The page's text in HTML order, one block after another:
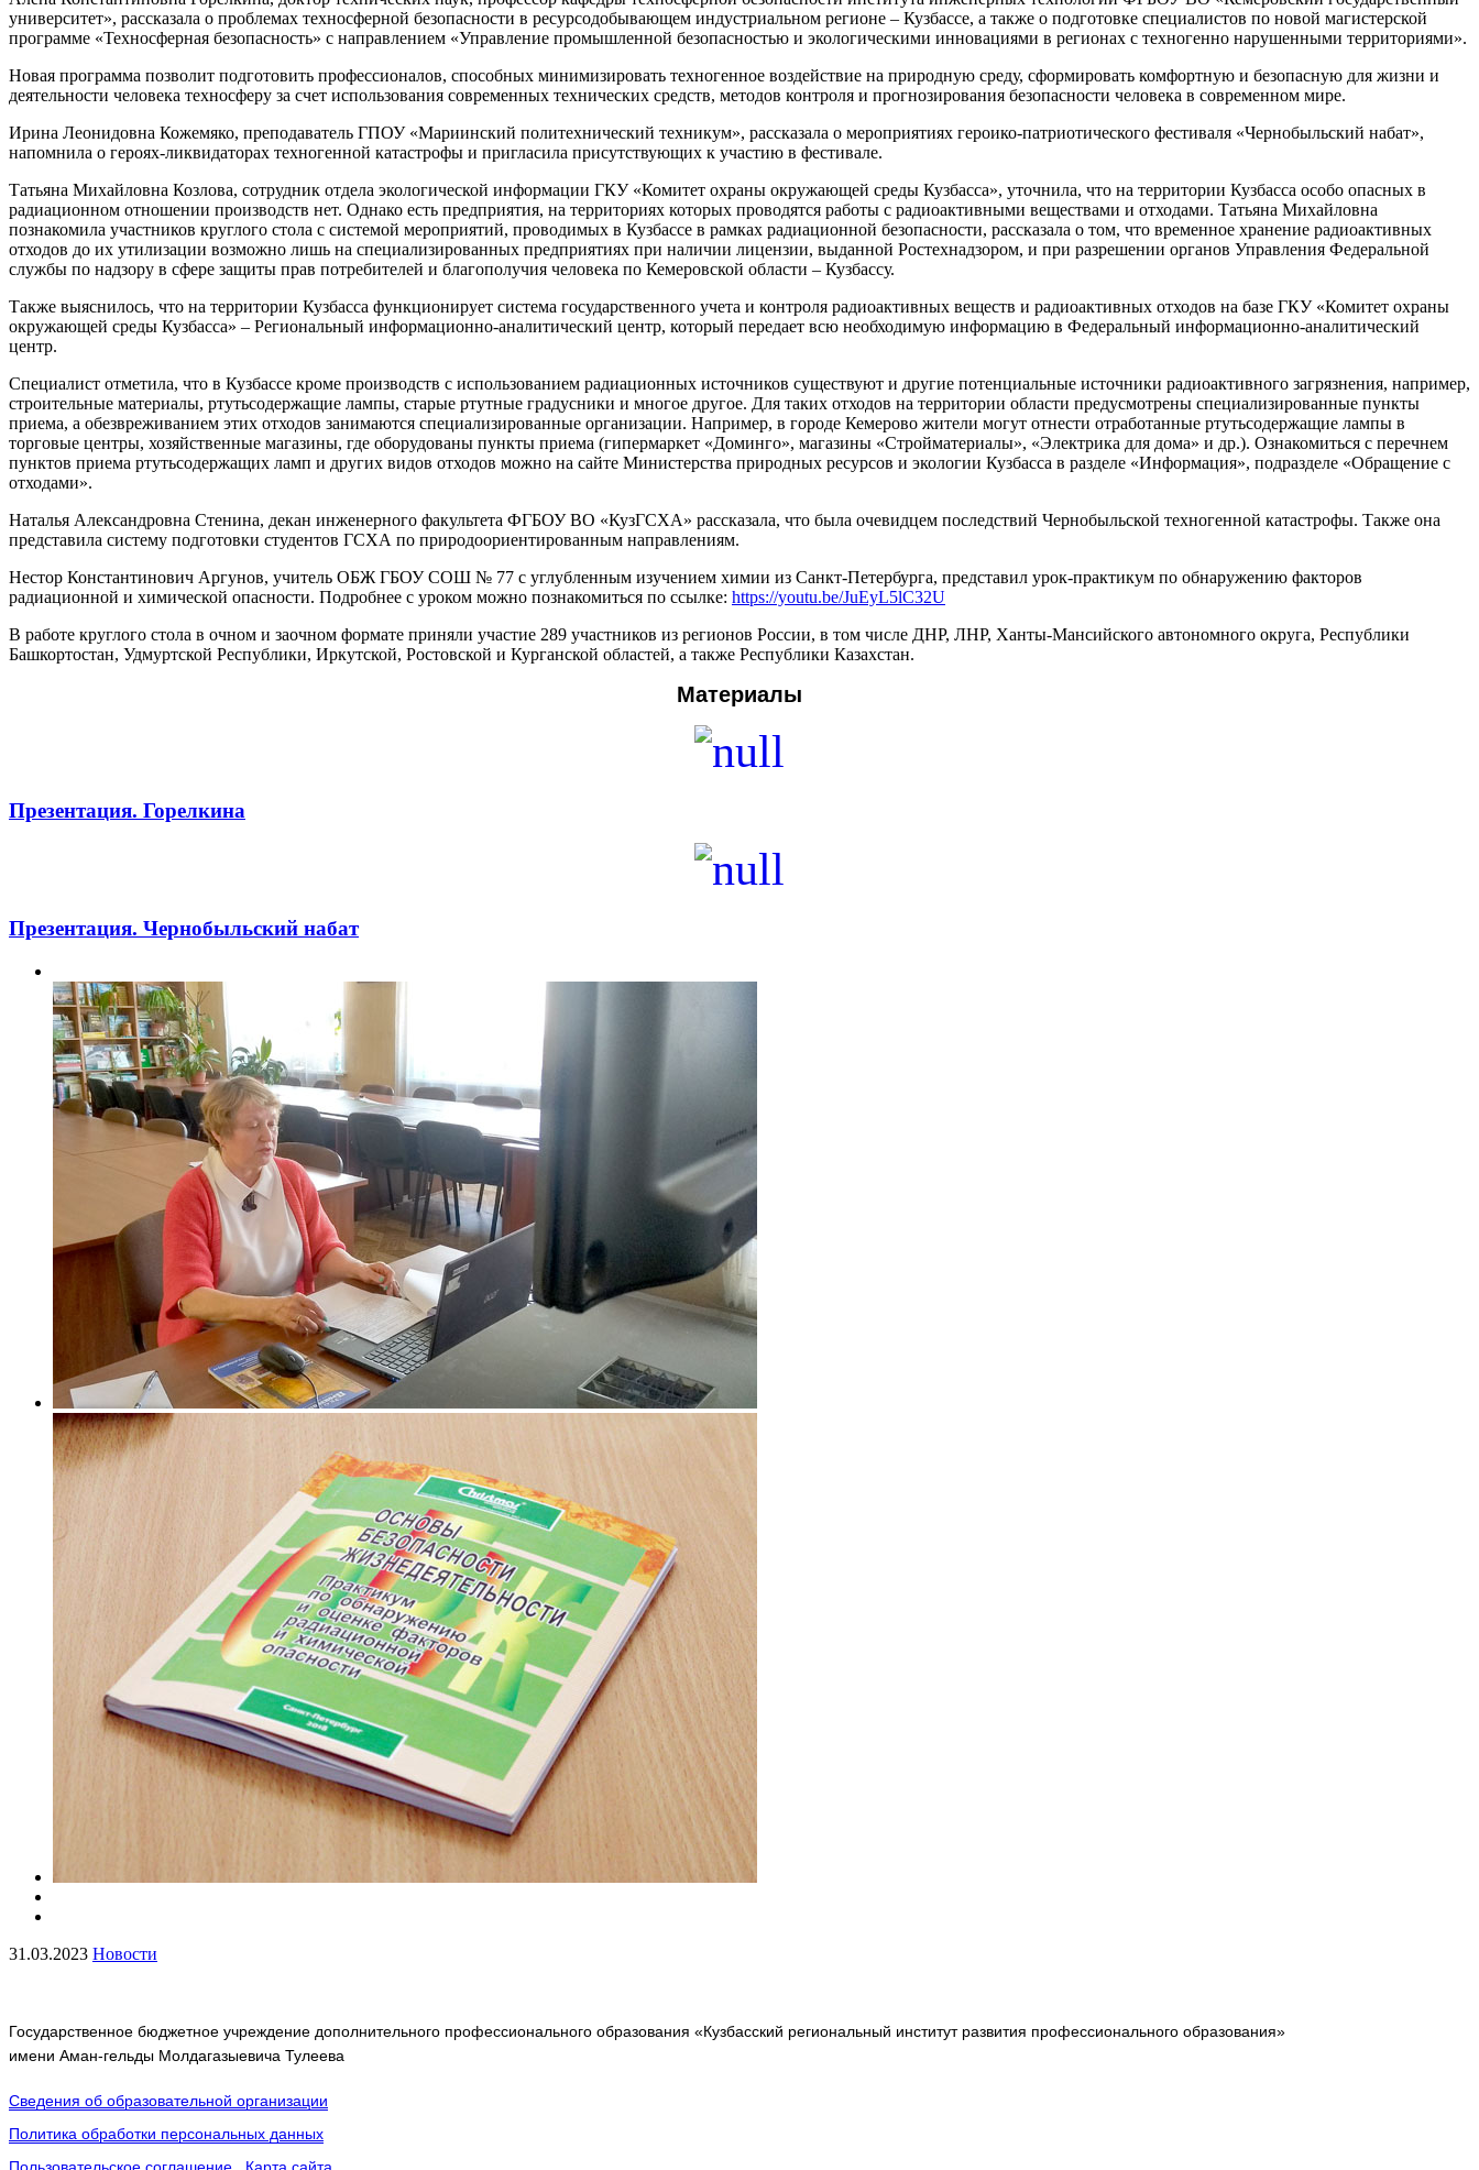
университет», рассказала о проблемах техносферной безопасности в ресурсодобывающем индустриальном регионе – Кузбассе, а также о подготовке специалистов по новой магистерской
программе «Техносферная безопасность» с направлением «Управление промышленной безопасностью и экологическими инновациями в регионах с техногенно нарушенными территориями».
Новая программа позволит подготовить профессионалов, способных минимизировать техногенное воздействие на природную среду, сформировать комфортную и безопасную для жизни и
деятельности человека техносферу за счет использования современных технических средств, методов контроля и прогнозирования безопасности человека в современном мире.
Ирина Леонидовна Кожемяко, преподаватель ГПОУ «Мариинский политехнический техникум», рассказала о мероприятиях героико-патриотического фестиваля «Чернобыльский набат»,
напомнила о героях-ликвидаторах техногенной катастрофы и пригласила присутствующих к участию в фестивале.
Татьяна Михайловна Козлова, сотрудник отдела экологической информации ГКУ «Комитет охраны окружающей среды Кузбасса», уточнила, что на территории Кузбасса особо опасных в
радиационном отношении производств нет. Однако есть предприятия, на территориях которых проводятся работы с радиоактивными веществами и отходами. Татьяна Михайловна
познакомила участников круглого стола с системой мероприятий, проводимых в Кузбассе в рамках радиационной безопасности, рассказала о том, что временное хранение радиоактивных
отходов до их утилизации возможно лишь на специализированных предприятиях при наличии лицензии, выданной Ростехнадзором, и при разрешении органов Управления Федеральной
службы по надзору в сфере защиты прав потребителей и благополучия человека по Кемеровской области – Кузбассу.
Также выяснилось, что на территории Кузбасса функционирует система государственного учета и контроля радиоактивных веществ и радиоактивных отходов на базе ГКУ «Комитет охраны
окружающей среды Кузбасса» – Региональный информационно-аналитический центр, который передает всю необходимую информацию в Федеральный информационно-аналитический
центр.
Специалист отметила, что в Кузбассе кроме производств с использованием радиационных источников существуют и другие потенциальные источники радиоактивного загрязнения, например,
строительные материалы, ртутьсодержащие лампы, старые ртутные градусники и многое другое. Для таких отходов на территории области предусмотрены специализированные пункты
приема, а обезвреживанием этих отходов занимаются специализированные организации. Например, в городе Кемерово жители могут отнести отработанные ртутьсодержащие лампы в
торговые центры, хозяйственные магазины, где оборудованы пункты приема (гипермаркет «Доминго», магазины «Стройматериалы», «Электрика для дома» и др.). Ознакомиться с перечнем
пунктов приема ртутьсодержащих ламп и других видов отходов можно на сайте Министерства природных ресурсов и экологии Кузбасса в разделе «Информация», подразделе «Обращение с
отходами».
Наталья Александровна Стенина, декан инженерного факультета ФГБОУ ВО «КузГСХА» рассказала, что была очевидцем последствий Чернобыльской техногенной катастрофы. Также она
представила систему подготовки студентов ГСХА по природоориентированным направлениям.
Нестор Константинович Аргунов, учитель ОБЖ ГБОУ СОШ № 77 с углубленным изучением химии из Санкт-Петербурга, представил урок-практикум по обнаружению факторов
радиационной и химической опасности. Подробнее с уроком можно познакомиться по ссылке: https://youtu.be/JuEyL5lC32U
В работе круглого стола в очном и заочном формате приняли участие 289 участников из регионов России, в том числе ДНР, ЛНР, Ханты-Мансийского автономного округа, Республики
Башкортостан, Удмуртской Республики, Иркутской, Ростовской и Курганской областей, а также Республики Казахстан.
Материалы
Презентация. Горелкина
Презентация. Чернобыльский набат
31.03.2023 Новости
Государственное бюджетное учреждение дополнительного профессионального образования «Кузбасский региональный институт развития профессионального образования»
имени Аман-гельды Молдагазыевича Тулеева
Сведения об образовательной организации
Политика обработки персональных данных